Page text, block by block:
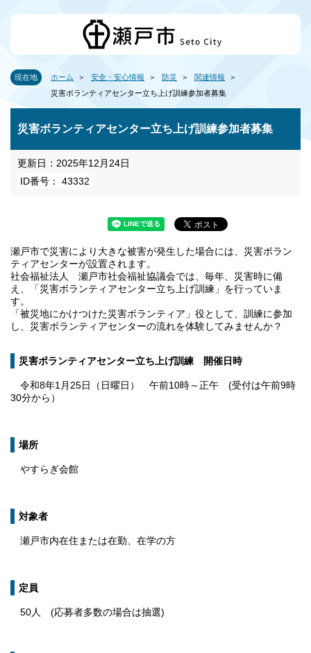
現在地 ホーム 安全・安心情報 防災
関連情報
災害ボランティアセンター立ち上げ訓練参加者募集
災害ボランティアセンター立ち上げ訓練参加者募集
更新日：2025年12月24日
ID番号： 43332
瀬戸市で災害により大きな被害が発生した場合には、災害ボラン
ティアセンターが設置されます。
社会福祉法人 瀬戸市社会福祉協議会では、毎年、災害時に備
え、「災害ボランティアセンター立ち上げ訓練」を行っていま
す。
「被災地にかけつけた災害ボランティア」役として、訓練に参加
し、災害ボランティアセンターの流れを体験してみませんか？
災害ボランティアセンター立ち上げ訓練 開催日時
令和8年1月25日（日曜日） 午前10時～正午 (受付は午前9時
30分から）
場所
やすらぎ会館
対象者
瀬戸市内在住または在勤、在学の方
定員
50人 (応募者多数の場合は抽選)